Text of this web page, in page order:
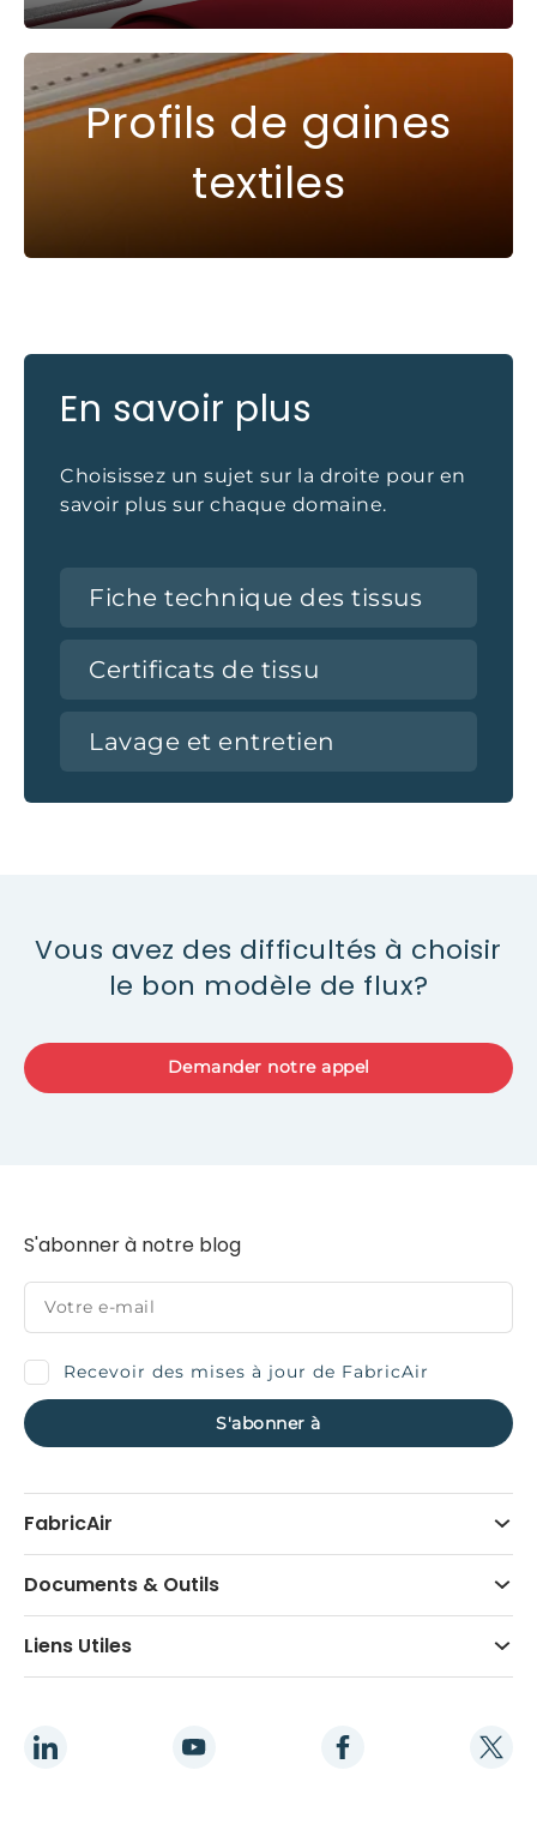
Profils de gaines
textiles
En savoir plus
Choisissez un sujet sur la droite pour en
savoir plus sur chaque domaine.
Fiche technique des tissus
Certificats de tissu
Lavage et entretien
Vous avez des difficultés à choisir
le bon modèle de flux?
Demander notre appel
FabricAir
Documents & Outils
Liens Utiles
S'abonner à notre blog
Recevoir des mises à jour de FabricAir